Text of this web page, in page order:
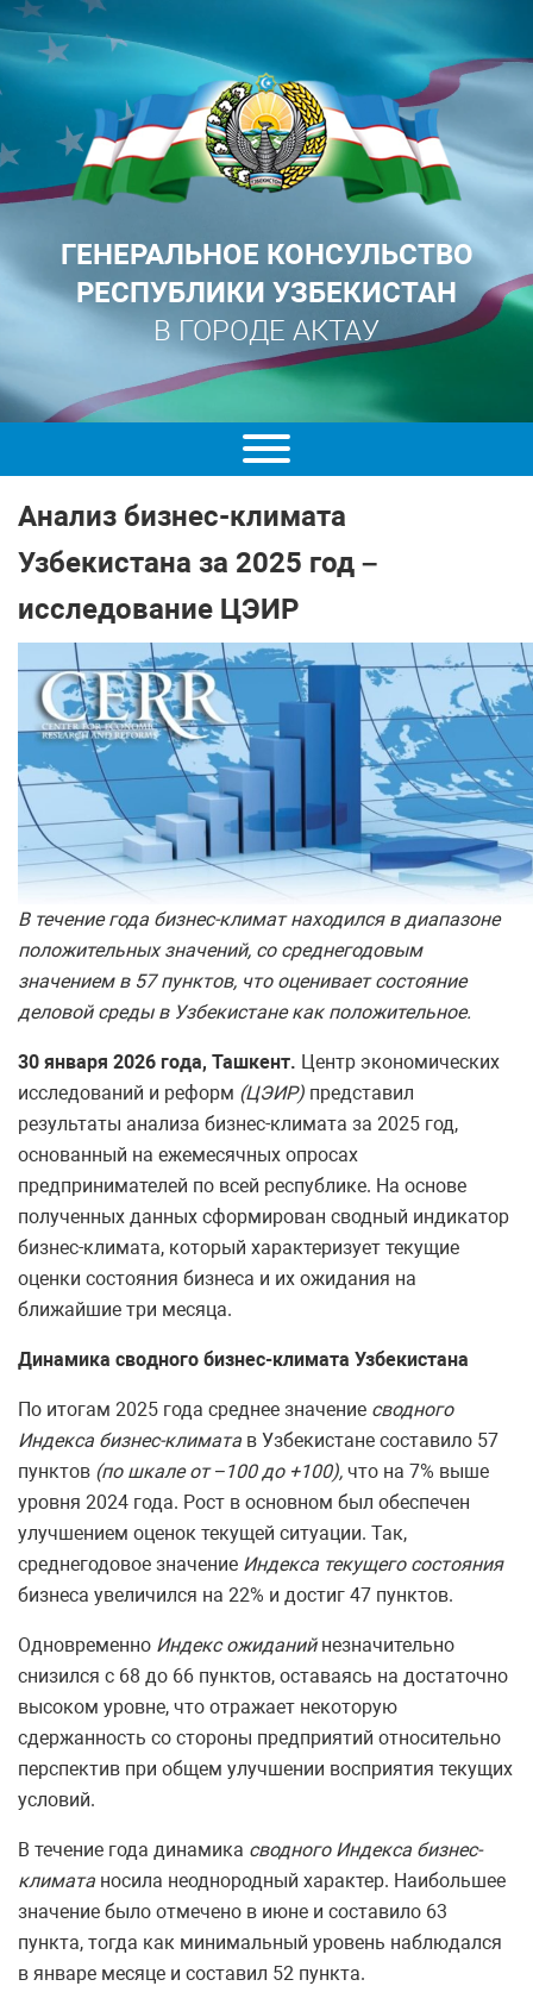
ГЕНЕРАЛЬНОЕ КОНСУЛЬСТВО
РЕСПУБЛИКИ УЗБЕКИСТАН
В ГОРОДЕ АКТАУ
Анализ бизнес-климата
Узбекистана за 2025 год –
исследование ЦЭИР
В течение года бизнес-климат находился в диапазоне
положительных значений, со среднегодовым
значением в 57 пунктов, что оценивает состояние
деловой среды в Узбекистане как положительное.
30 января 2026 года, Ташкент. Центр экономических
исследований и реформ (ЦЭИР) представил
результаты анализа бизнес-климата за 2025 год,
основанный на ежемесячных опросах
предпринимателей по всей республике. На основе
полученных данных сформирован сводный индикатор
бизнес-климата, который характеризует текущие
оценки состояния бизнеса и их ожидания на
ближайшие три месяца.
Динамика сводного бизнес-климата Узбекистана
По итогам 2025 года среднее значение сводного
Индекса бизнес-климата в Узбекистане составило 57
пунктов (по шкале от −100 до +100), что на 7% выше
уровня 2024 года. Рост в основном был обеспечен
улучшением оценок текущей ситуации. Так,
среднегодовое значение Индекса текущего состояния
бизнеса увеличился на 22% и достиг 47 пунктов.
Одновременно Индекс ожиданийнезначительно
снизился с 68 до 66 пунктов, оставаясь на достаточно
высоком уровне, что отражает некоторую
сдержанность со стороны предприятий относительно
перспектив при общем улучшении восприятия текущих
условий.
В течение года динамика сводного Индекса бизнес-
климата носила неоднородный характер. Наибольшее
значение было отмечено в июне и составило 63
пункта, тогда как минимальный уровень наблюдался
в январе месяце и составил 52 пункта.